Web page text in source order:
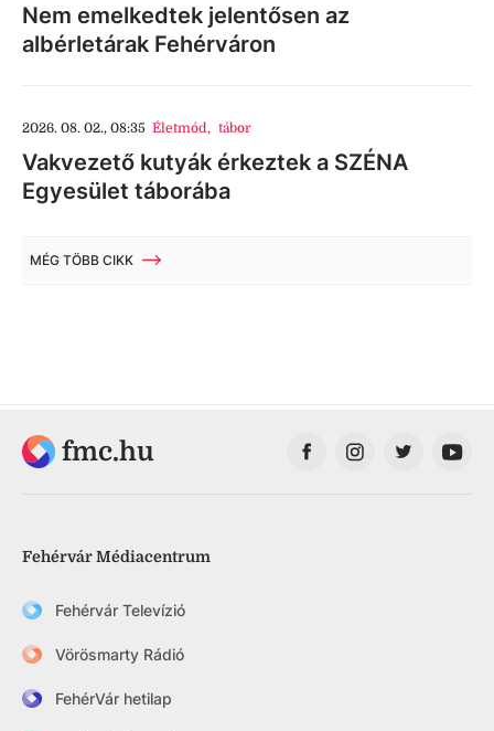
Nem emelkedtek jelentősen az
albérletárak Fehérváron
2026. 08. 02., 08:35 Életmód, tábor
Vakvezető kutyák érkeztek a SZÉNA
Egyesület táborába
MÉG TÖBB CIKK
fmc.hu
Fehérvár Médiacentrum
Fehérvár Televízió
Vörösmarty Rádió
FehérVár hetilap